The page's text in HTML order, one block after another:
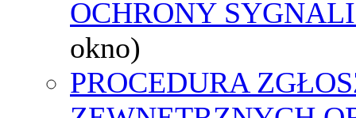
OCHRONY
okno)
PROCEDURA